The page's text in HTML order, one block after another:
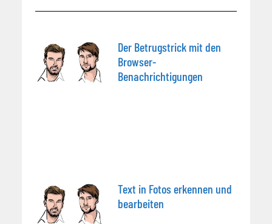
Der Betrugstrick mit den
Browser-
Benachrichtigungen
Text in Fotos erkennen und
bearbeiten